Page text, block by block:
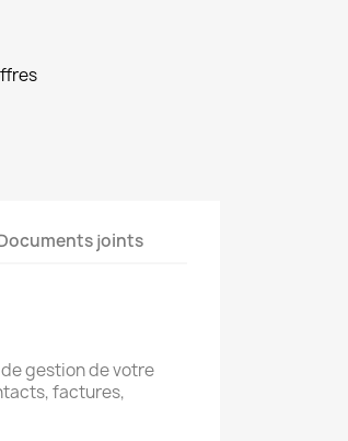
joints
de gestion de votre
factures,